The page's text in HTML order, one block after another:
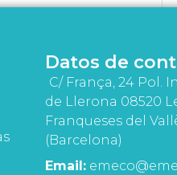
Datos de
C/ França, 24 Pol.
de Llerona 08520
Franqueses del
(Barcelona)
Email: